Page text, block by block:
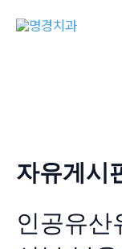
자유게시
인공유산